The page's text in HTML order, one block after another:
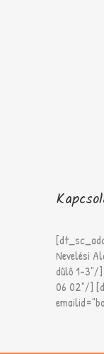
Nevelési
dűlő 1-3"/
06 02"/]